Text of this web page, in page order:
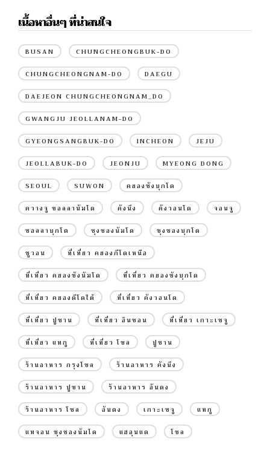
เนื้อหาอื่นๆ ที่น่าสนใจ
BUSAN CHUNGCHEONGBUK-DO
CHUNGCHEONGNAM-DO DAEGU
DAEJEON CHUNGCHEONGNAM_DO
GWANGJU JEOLLANAM-DO
GYEONGSANGBUK-DO INCHEON JEJU
JEOLLABUK-DO JEONJU MYEONG DONG
SEOUL SUWON คยองซังบุกโด
ควางจู ชอลลานัมโด คังนึง คังวอนโด จอนจู
ชอลลาบุกโด ชุงชองนัมโด ชุงชองบุกโด
ซูวอน ที่เที่ยว คยองกีโดเหนือ
ที่เที่ยว คยองซังนัมโด ที่เที่ยว คยองซังบุกโด
ที่เที่ยว คยองดีโดใต้ ที่เที่ยว คังวอนโด
ที่เที่ยว ปูซาน ที่เที่ยว อินชอน ที่เที่ยว เกาะเชจู
ที่เที่ยว แทกู ที่เที่ยว โซล ปูซาน
ร้านอาหาร กรุงโซล ร้านอาหาร คังนึง
ร้านอาหาร ปูซาน ร้านอาหาร อันดง
ร้านอาหาร โซล อันดง เกาะเชจู แทกู
แทจอน ชุงชองนัมโด แฮอุนแด โซล